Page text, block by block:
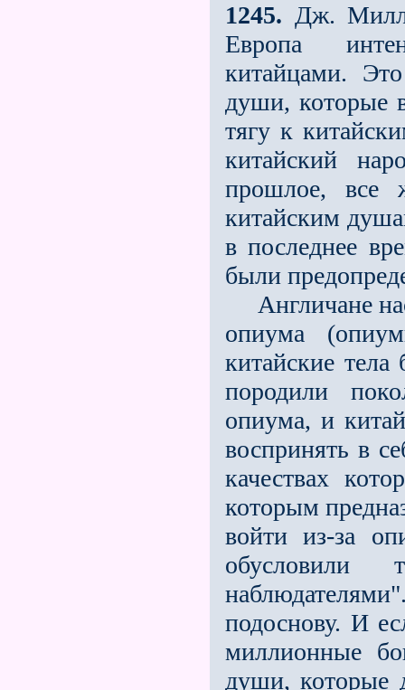
1245. Дж.
Европа
китайцами.
души, которые
тягу к
китайский
прошлое, все
китайским
в последнее
были
Англичане
опиума
китайские
породили
опиума, и
воспринять в
качествах
которым
войти из-за
обусловили
подоснову. И
миллионные
души, которые